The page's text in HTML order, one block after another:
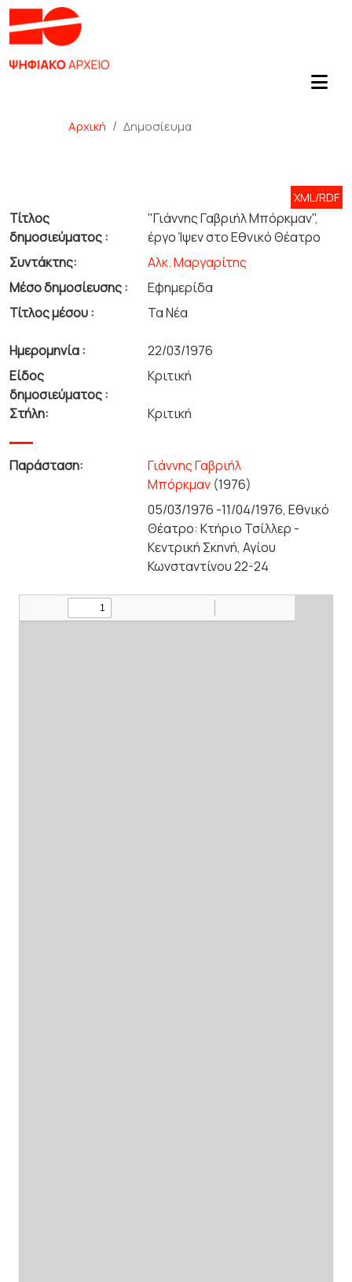
Αρχική Δημοσίευμα
XML/RDF
Τίτλος
δημοσιεύματος :
"Γιάννης Γαβριήλ Μπόρκμαν",
έργο Ίψεν στο Εθνικό Θέατρο
Συντάκτης:
Αλκ. Μαργαρίτης
Μέσο δημοσίευσης :
Εφημερίδα
Τίτλος μέσου :
Τα Νέα
Ημερομηνία :
22/03/1976
Είδος
δημοσιεύματος :
Κριτική
Στήλη: Κριτική
Παράσταση:
Γιάννης Γαβριήλ
Μπόρκμαν (1976)
05/03/1976 -11/04/1976, Εθνικό
Θέατρο: Κτήριο Τσίλλερ -
Κεντρική Σκηνή, Αγίου
Κωνσταντίνου 22-24